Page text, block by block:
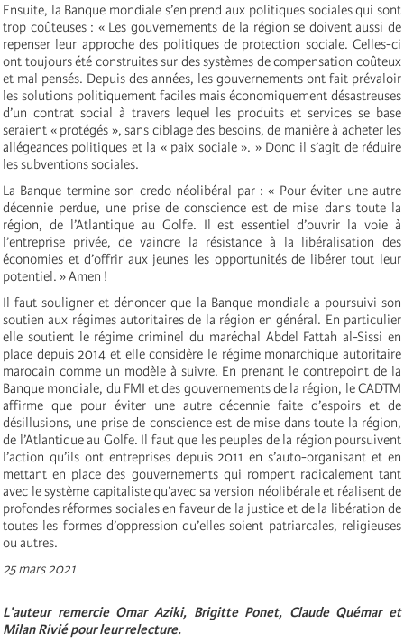
Ensuite, la Banque mondiale s’en prend aux politiques sociales qui sont
trop coûteuses : « Les gouvernements de la région se doivent aussi de
repenser leur approche des politiques de protection sociale. Celles-ci
ont toujours été construites sur des systèmes de compensation coûteux
et mal pensés. Depuis des années, les gouvernements ont fait prévaloir
les solutions politiquement faciles mais économiquement désastreuses
d’un contrat social à travers lequel les produits et services se base
seraient « protégés », sans ciblage des besoins, de manière à acheter les
allégeances politiques et la « paix sociale ». » Donc il s’agit de réduire
les subventions sociales.
La Banque termine son credo néolibéral par : « Pour éviter une autre
décennie perdue, une prise de conscience est de mise dans toute la
région, de l’Atlantique au Golfe. Il est essentiel d’ouvrir la voie à
l’entreprise privée, de vaincre la résistance à la libéralisation des
économies et d’offrir aux jeunes les opportunités de libérer tout leur
potentiel. » Amen !
Il faut souligner et dénoncer que la Banque mondiale a poursuivi son
soutien aux régimes autoritaires de la région en général. En particulier
elle soutient le régime criminel du maréchal Abdel Fattah al-Sissi en
place depuis 2014 et elle considère le régime monarchique autoritaire
marocain comme un modèle à suivre. En prenant le contrepoint de la
Banque mondiale, du FMI et des gouvernements de la région, le CADTM
affirme que pour éviter une autre décennie faite d’espoirs et de
désillusions, une prise de conscience est de mise dans toute la région,
de l’Atlantique au Golfe. Il faut que les peuples de la région poursuivent
l’action qu’ils ont entreprises depuis 2011 en s’auto-organisant et en
mettant en place des gouvernements qui rompent radicalement tant
avec le système capitaliste qu’avec sa version néolibérale et réalisent de
profondes réformes sociales en faveur de la justice et de la libération de
toutes les formes d’oppression qu’elles soient patriarcales, religieuses
ou autres.
25 mars 2021
L’auteur remercie Omar Aziki, Brigitte Ponet, Claude Quémar et
Milan Rivié pour leur relecture.